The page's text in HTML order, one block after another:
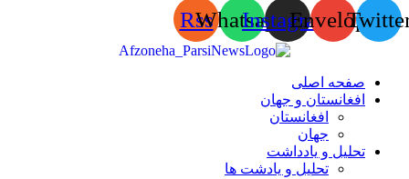
Instagram
Whatsapp
Rss
صفحه اصلی
افغانستان و جهان
افغانستان
جهان
تحلیل و یادداشت
تحلیل و یادشت ها